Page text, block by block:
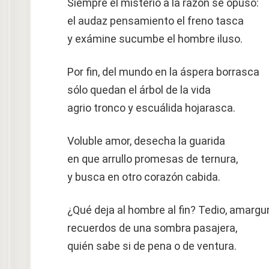
Siempre el misterio a la razón se opuso:
el audaz pensamiento el freno tasca
y exámine sucumbe el hombre iluso.
Por fin, del mundo en la áspera borrasca
sólo quedan el árbol de la vida
agrio tronco y escuálida hojarasca.
Voluble amor, desecha la guarida
en que arrullo promesas de ternura,
y busca en otro corazón cabida.
¿Qué deja al hombre al fin? Tedio,
recuerdos de una sombra pasajera,
quién sabe si de pena o de ventura.